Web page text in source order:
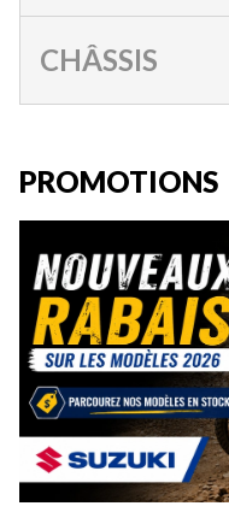
CHÂSSIS
PROMOTIONS